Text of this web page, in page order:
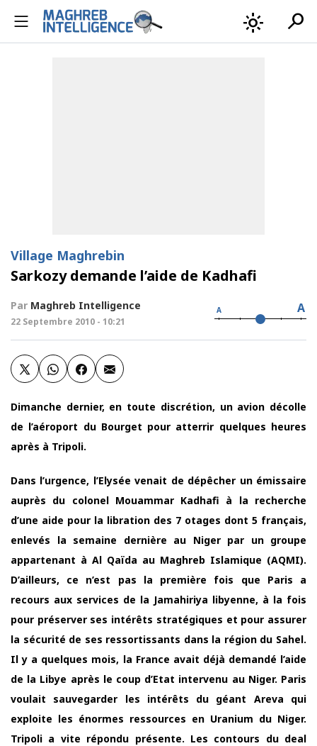
light_mode search
Village Maghrebin
Sarkozy demande l’aide de Kadhafi
Par Maghreb Intelligence
22 Septembre 2010 - 10:21
A A
Dimanche dernier, en toute discrétion, un avion décolle
de l’aéroport du Bourget pour atterrir quelques heures
après à Tripoli.
Dans l’urgence, l’Elysée venait de dépêcher un émissaire
auprès du colonel Mouammar Kadhafi à la recherche
d’une aide pour la libration des 7 otages dont 5 français,
enlevés la semaine dernière au Niger par un groupe
appartenant à Al Qaïda au Maghreb Islamique (AQMI).
D’ailleurs, ce n’est pas la première fois que Paris a
recours aux services de la Jamahiriya libyenne, à la fois
pour préserver ses intérêts stratégiques et pour assurer
la sécurité de ses ressortissants dans la région du Sahel.
Il y a quelques mois, la France avait déjà demandé l’aide
de la Libye après le coup d’Etat intervenu au Niger. Paris
voulait sauvegarder les intérêts du géant Areva qui
exploite les énormes ressources en Uranium du Niger.
Tripoli a vite répondu présente. Les contours du deal